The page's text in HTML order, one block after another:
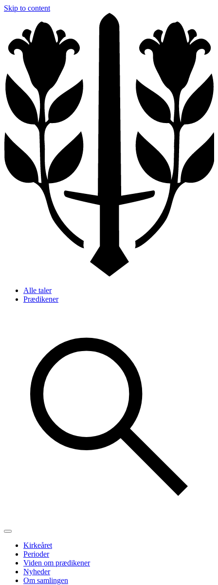
Skip to content
Alle taler
Prædikener
Kirkeåret
Perioder
Viden om prædikener
Nyheder
Om samlingen